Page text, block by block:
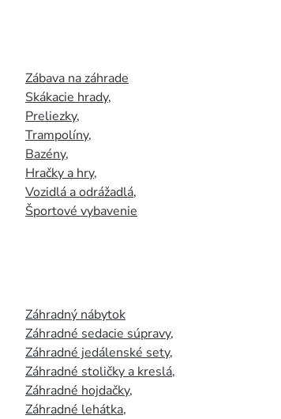
Zábava na záhrade
Skákacie hrady,
Preliezky,
Trampolíny,
Bazény,
Hračky a hry,
Vozidlá a odrážadlá,
Športové vybavenie
Záhradný nábytok
Záhradné sedacie súpravy,
Záhradné jedálenské sety,
Záhradné stoličky a kreslá,
Záhradné hojdačky,
Záhradné lehátka,